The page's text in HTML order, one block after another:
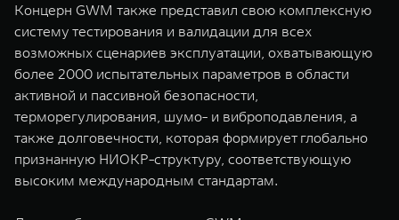
Концерн GWM также представил свою комплексную
систему тестирования и валидации для всех
возможных сценариев эксплуатации, охватывающую
более 2000 испытательных параметров в области
активной и пассивной безопасности,
терморегулирования, шумо- и виброподавления, а
также долговечности, которая формирует глобально
признанную НИОКР-структуру, соответствующую
высоким международным стандартам.